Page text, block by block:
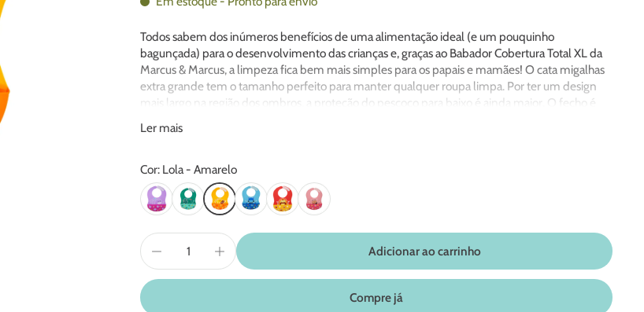
Todos sabem dos inúmeros benefícios de uma alimentação ideal (e um pouquinho
bagunçada) para o desenvolvimento das crianças e, graças ao Babador Cobertura Total XL da
Marcus & Marcus, a limpeza fica bem mais simples para os papais e mamães! O cata migalhas
extra grande tem o tamanho perfeito para manter qualquer roupa limpa. Por ter um design
mais largo na região dos ombros, a proteção do pescoço para baixo é ainda maior. O fecho é
o babador cair. Nossos babadores são feitos em silicone de qualidade alimentar e é possível
temperatura do alimento antes de ofertar ao bebê. Livre de BPA e ftalato. Temperatura
suportada: de -20°C até 220°C.
Ler mais
Cor: Lola - Amarelo
Adicionar ao carrinho
Compre já